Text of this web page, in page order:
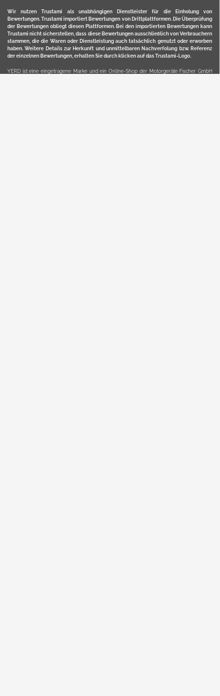
Wir nutzen Trustami als unabhängigen Dienstleister für die Einholung von
Bewertungen. Trustami importiert Bewertungen von Drittplattformen. Die Überprüfung
der Bewertungen obliegt diesen Plattformen. Bei den importierten Bewertungen kann
Trustami nicht sicherstellen, dass diese Bewertungen ausschließlich von Verbrauchern
stammen, die die Waren oder Dienstleistung auch tatsächlich genutzt oder erworben
haben. Weitere Details zur Herkunft und unmittelbaren Nachverfolung bzw. Referenz
der einzelnen Bewertungen, erhalten Sie durch klicken auf das Trustami-Logo.
YERD ist eine eingetragene Marke und ein Online-Shop der Motorgeräte Fischer GmbH